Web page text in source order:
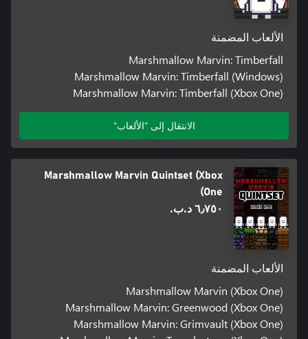
الألعاب المضمنة
Marshmallow Marvin: Timberfall
Marshmallow Marvin: Timberfall (Windows)
Marshmallow Marvin: Timberfall (Xbox One)
الانتقال إلى "الألعاب"
Marshmallow Marvin Quintset (Xbox
One)
٦٫٧٥٠ د.ب.‏
الألعاب المضمنة
Marshmallow Marvin (Xbox One)
Marshmallow Marvin: Greenwood (Xbox One)
Marshmallow Marvin: Grimvault (Xbox One)